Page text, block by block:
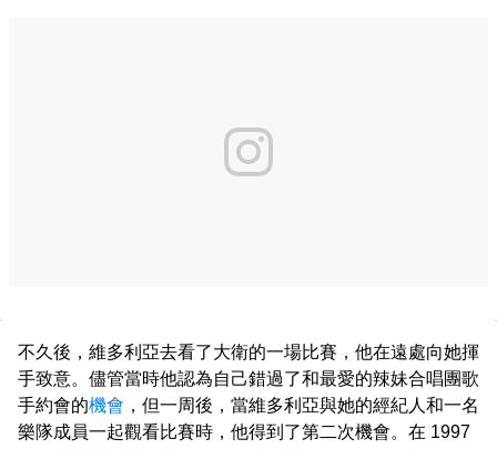
不久後，維多利亞去看了大衛的一場比賽，他在遠處向她揮
手致意。儘管當時他認為自己錯過了和最愛的辣妹合唱團歌
手約會的機會 ，但一周後，當維多利亞與她的經紀人和一名
樂隊成員一起觀看比賽時，他得到了第二次機會。在 1997